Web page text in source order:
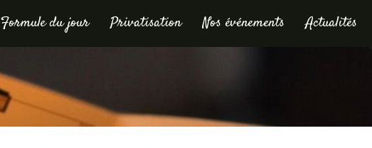
Formule du jour Privatisation Nos événements Actualités